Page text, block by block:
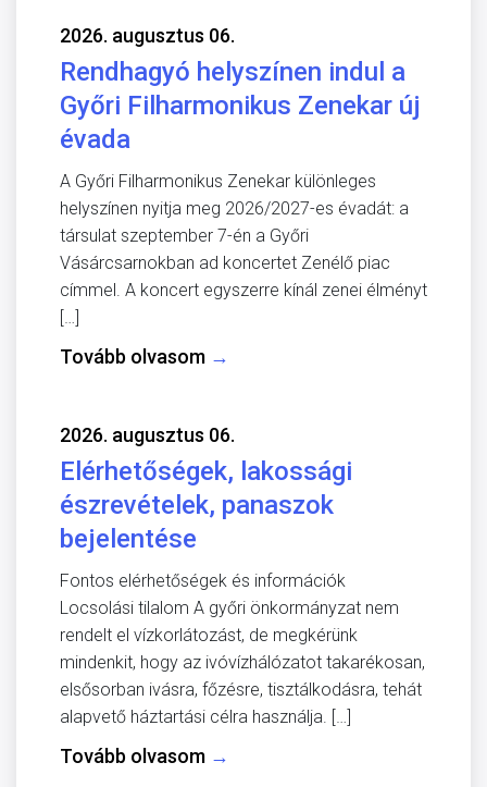
2026. augusztus 06.
Rendhagyó helyszínen indul a
Győri Filharmonikus Zenekar új
évada
A Győri Filharmonikus Zenekar különleges
helyszínen nyitja meg 2026/2027-es évadát: a
társulat szeptember 7-én a Győri
Vásárcsarnokban ad koncertet Zenélő piac
címmel. A koncert egyszerre kínál zenei élményt
[…]
Tovább olvasom →
2026. augusztus 06.
Elérhetőségek, lakossági
észrevételek, panaszok
bejelentése
Fontos elérhetőségek és információk
Locsolási tilalom A győri önkormányzat nem
rendelt el vízkorlátozást, de megkérünk
mindenkit, hogy az ivóvízhálózatot takarékosan,
elsősorban ivásra, főzésre, tisztálkodásra, tehát
alapvető háztartási célra használja. […]
Tovább olvasom →